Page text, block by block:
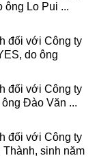
ông Lo Pui ...
đối với Công ty
do ông
đối với Công ty
Đào Văn ...
đối với Công ty
sinh năm